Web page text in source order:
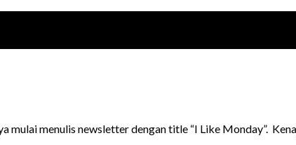
mulai menulis newsletter dengan title “I Like Monday”.